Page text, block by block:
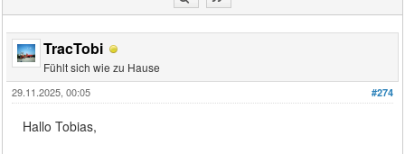
TracTobi
Fühlt sich wie zu Hause
#274
29.11.2025, 00:05
Hallo Tobias,